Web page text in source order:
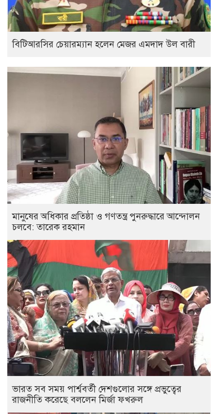
বিটিআরসির চেয়ারম্যান হলেন মেজর এমদাদ উল বারী
মানুষের অধিকার প্রতিষ্ঠা ও গণতন্ত্র পুনরুদ্ধারে আন্দোলন
চলবে: তারেক রহমান
ভারত সব সময় পার্শ্ববর্তী দেশগুলোর সঙ্গে প্রভুত্বের
রাজনীতি করেছে বললেন মির্জা ফখরুল